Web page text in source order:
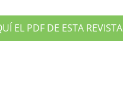
EL PDF DE ESTA REVISTA